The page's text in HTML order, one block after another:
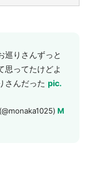
巡りさんずっと
思ってたけどよ
さんだった pic.
M